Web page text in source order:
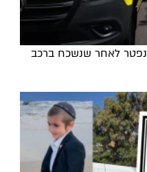
טרגדיה נוראית: ילד חב"די בן 5 נפטר לאחר שנשכח ברכב